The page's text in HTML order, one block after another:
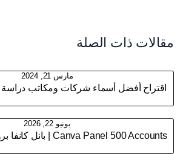
مقالات ذات الصلة
مارس 21, 2024
اقتراح أفضل أسماء شركات ومكاتب دراسة
يونيو 22, 2026
Canva Panel 500 Accounts | بانل كانفا برو للموزعين وأصحاب المتاجر الرقمية